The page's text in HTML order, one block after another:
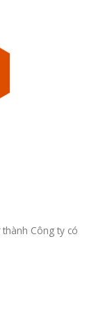
thành Công ty có